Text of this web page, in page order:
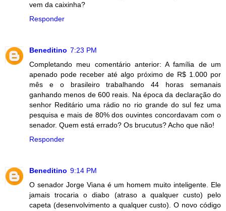
vem da caixinha?
Responder
Beneditino 7:23 PM
Completando meu comentário anterior: A família de um
apenado pode receber até algo próximo de R$ 1.000 por
mês e o brasileiro trabalhando 44 horas semanais
ganhando menos de 600 reais. Na época da declaração do
senhor Reditário uma rádio no rio grande do sul fez uma
pesquisa e mais de 80% dos ouvintes concordavam com o
senador. Quem está errado? Os brucutus? Acho que não!
Responder
Beneditino 9:14 PM
O senador Jorge Viana é um homem muito inteligente. Ele
jamais trocaria o diabo (atraso a qualquer custo) pelo
capeta (desenvolvimento a qualquer custo). O novo código